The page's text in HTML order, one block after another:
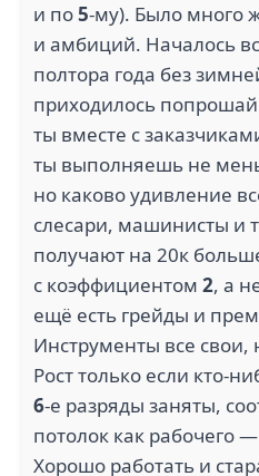
и по5-му). Было много
и амбиций. Началось
полтора года без
приходилось
ты вместе с
ты выполняешь не
но каково удивление
слесари, машинисты и
получают на 20к
с коэффициентом 2, а
ещё есть грейды и
Инструменты все
Рост только если кто-
6-е разряды заняты,
потолок как рабочего —
Хорошо работать и